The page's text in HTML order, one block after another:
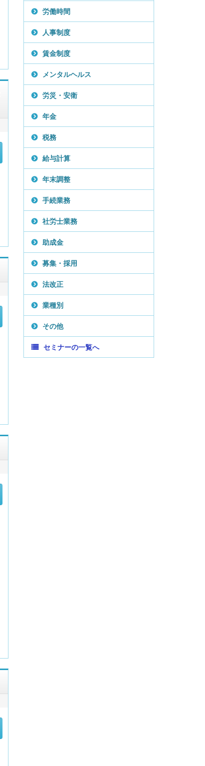
労働時間
人事制度
賃金制度
メンタルヘルス
労災・安衛
年金
税務
給与計算
年末調整
手続業務
社労士業務
助成金
募集・採用
法改正
業種別
その他
セミナーの一覧へ